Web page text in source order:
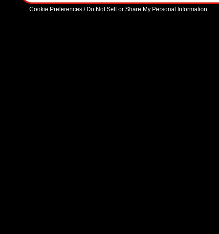
Cookie Preferences / Do Not Sell or Share My Personal Information